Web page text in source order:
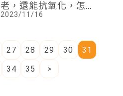
老，還能抗氧化，怎麼
挑選請筆記
2023/11/16
27 28 29 30
31
34 35 >